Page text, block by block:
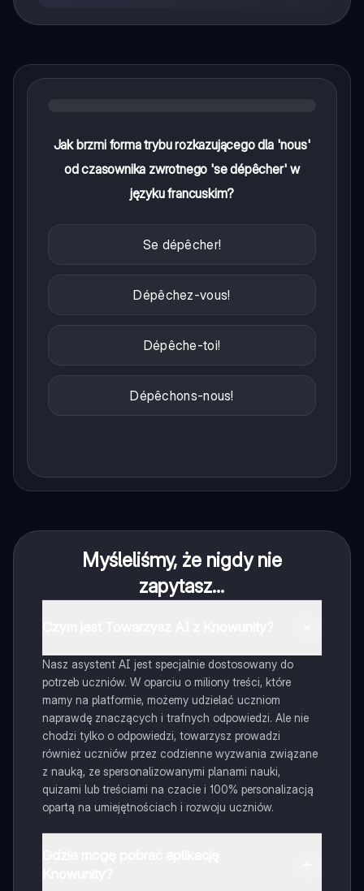
Jak brzmi forma trybu rozkazującego dla 'nous'
od czasownika zwrotnego 'se dépêcher' w
języku francuskim?
Se dépêcher!
Dépêchez-vous!
Dépêche-toi!
Dépêchons-nous!
Myśleliśmy, że nigdy nie
zapytasz...
Nasz asystent AI jest specjalnie dostosowany do
potrzeb uczniów. W oparciu o miliony treści, które
mamy na platformie, możemy udzielać uczniom
naprawdę znaczących i trafnych odpowiedzi. Ale nie
chodzi tylko o odpowiedzi, towarzysz prowadzi
również uczniów przez codzienne wyzwania związane
z nauką, ze spersonalizowanymi planami nauki,
quizami lub treściami na czacie i 100% personalizacją
opartą na umiejętnościach i rozwoju uczniów.